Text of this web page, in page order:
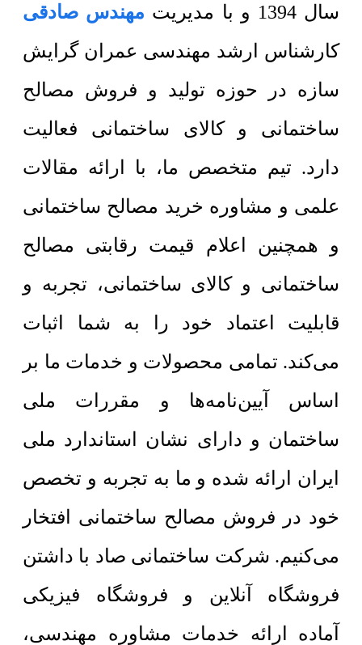
سال 1394 و با مدیریت
مهندس صادقی
کارشناس ارشد مهندسی عمران گرایش
سازه در حوزه تولید و فروش مصالح
ساختمانی و کالای ساختمانی فعالیت
دارد. تیم متخصص ما، با ارائه مقالات
علمی و مشاوره خرید مصالح ساختمانی
و همچنین اعلام قیمت رقابتی مصالح
ساختمانی و کالای ساختمانی، تجربه و
قابلیت اعتماد خود را به شما اثبات
می‌کند. تمامی محصولات و خدمات ما بر
اساس آیین‌نامه‌ها و مقررات ملی
ساختمان و دارای نشان استاندارد ملی
ایران ارائه شده و ما به تجربه و تخصص
خود در فروش مصالح ساختمانی افتخار
می‌کنیم. شرکت ساختمانی صاد با داشتن
فروشگاه آنلاین و فروشگاه فیزیکی
آماده ارائه خدمات مشاوره مهندسی،